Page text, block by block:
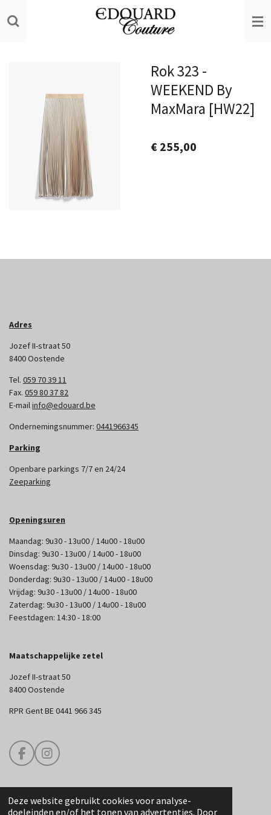
Deze website gebruikt cookies voor analyse-
doeleinden en/of het tonen van advertenties. Door
direct
Rok 323 -
WEEKEND By
MaxMara [HW22]
€ 255,00
Adres
Jozef II-straat 50
8400 Oostende
Tel. 059 70 39 11
Fax. 059 80 37 82
E-mailinfo@edouard.be
Ondernemingsnummer: 0441966345
Parking
Openbare parkings 7/7 en 24/24
Zeeparking
Openingsuren
Maandag: 9u30 - 13u00 / 14u00 - 18u00
Dinsdag: 9u30 - 13u00 / 14u00 - 18u00
Woensdag: 9u30 - 13u00 / 14u00 - 18u00
Donderdag: 9u30 - 13u00 / 14u00 - 18u00
Vrijdag: 9u30 - 13u00 / 14u00 - 18u00
Zaterdag: 9u30 - 13u00 / 14u00 - 18u00
Feestdagen: 14:30 - 18:00
Maatschappelijke zetel
Jozef II-straat 50
8400 Oostende
RPR Gent BE 0441 966 345
F
a
b
I
n
a
© 2025 Edouard Couture